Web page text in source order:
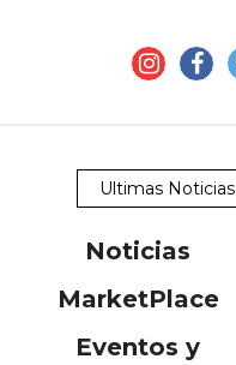
Ultimas Noticias
Noticias
MarketPlace
Eventos y